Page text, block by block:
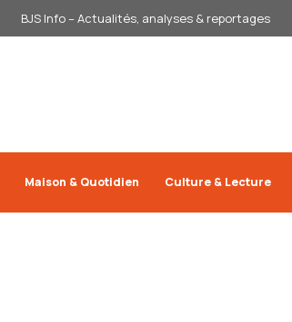
BJS Info – Actualités, analyses & reportages
Maison & Quotidien Culture & Lecture